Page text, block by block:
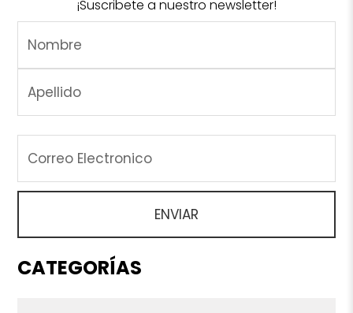
¡Suscribete a nuestro newsletter!
CATEGORÍAS